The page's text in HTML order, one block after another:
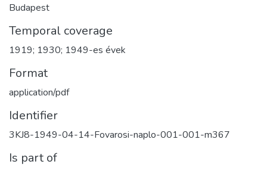
Budapest
Temporal coverage
1919; 1930; 1949-es évek
Format
application/pdf
Identifier
3KJ8-1949-04-14-Fovarosi-naplo-001-001-m367
Is part of